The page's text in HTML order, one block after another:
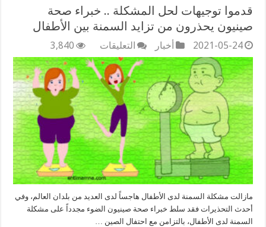
قدموا توجيهات لحل المشكلة .. خبراء صحة
صينيون يحذرون من تزايد السمنة بين الأطفال
2021-05-24 أخبار التعليقات على
قدموا
توجيهات
لحل
المشكلة
..
خبراء
صحة
صينيون
يحذرون
من
تزايد
السمنة
بين
الأطفال
مغلقة
3,840
مازالت مشكلة السمنة لدى الأطفال هاجساً لدى العديد من بلدان العالم، وفي
أحدث التحذيرات فقد سلط خبراء صحة صينيون الضوء مجدداً على مشكلة
السمنة لدى الأطفال، بالتزامن مع احتفال الصين …